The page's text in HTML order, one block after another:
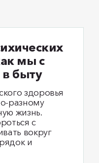
мы с
быту
здоровья
разному
жизнь.
с
вокруг
и